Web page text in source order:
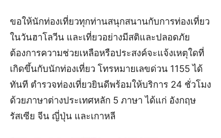
ขอให้นักท่องเที่ยวทุกท่านสนุกสนานกับการท่องเที่ยว
ในวันฮาโลวีน และเที่ยวอย่างมีสติและปลอดภัย
ต้องการความช่วยเหลือหรือประสงค์จะแจ้งเหตุใดที่
เกิดขึ้นกับนักท่องเที่ยว โทรหมายเลขด่วน 1155 ได้
ทันที ตำรวจท่องเที่ยวยินดีพร้อมให้บริการ 24 ชั่วโมง
ด้วยภาษาต่างประเทศหลัก 5 ภาษา ได้แก่ อังกฤษ
รัสเซีย จีน ญี่ปุ่น และเกาหลี